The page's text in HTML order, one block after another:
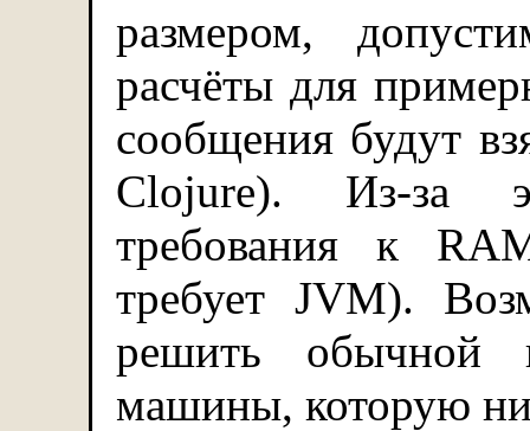
размером,
расчёты для
сообщения будут
Clojure). Из-за
требования к
требует JVM).
решить обычной
машины, которую